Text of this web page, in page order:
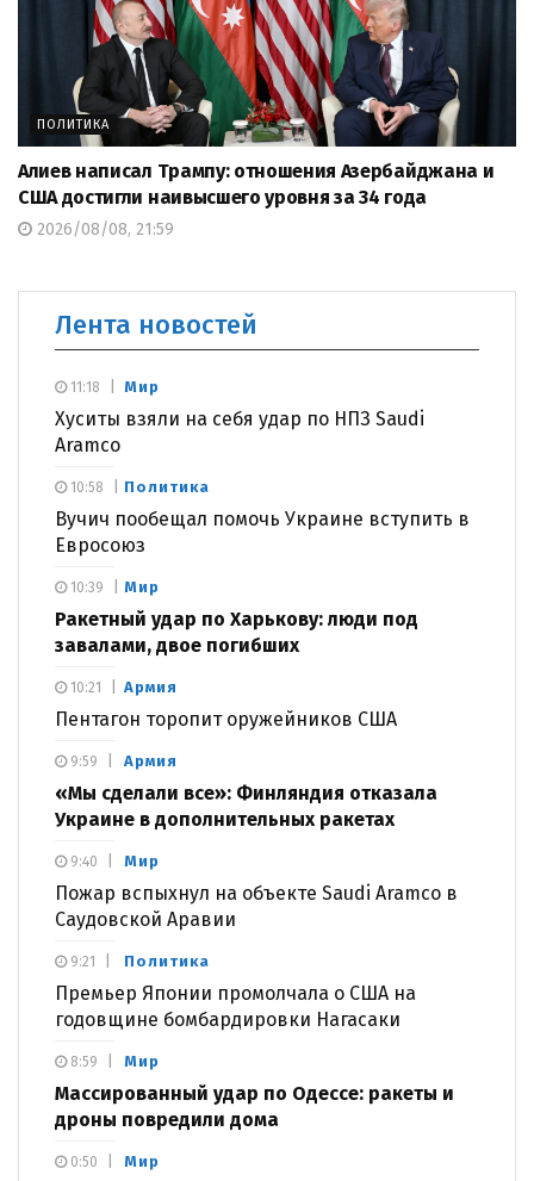
ПОЛИТИКА
Алиев написал Трампу: отношения Азербайджана и
США достигли наивысшего уровня за 34 года
2026/08/08, 21:59
Лента новостей
Мир
Хуситы взяли на себя удар по НПЗ Saudi
Aramco
11:18
Политика
Вучич пообещал помочь Украине вступить в
Евросоюз
10:58
Мир
Ракетный удар по Харькову: люди под
завалами, двое погибших
10:39
Армия
Пентагон торопит оружейников США
10:21
Армия
«Мы сделали все»: Финляндия отказала
Украине в дополнительных ракетах
9:59
Мир
Пожар вспыхнул на объекте Saudi Aramco в
Саудовской Аравии
9:40
Политика
Премьер Японии промолчала о США на
годовщине бомбардировки Нагасаки
9:21
Мир
Массированный удар по Одессе: ракеты и
дроны повредили дома
8:59
Мир
0:50